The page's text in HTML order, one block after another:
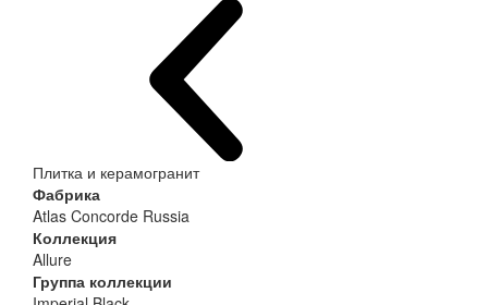
Плитка и керамогранит
Фабрика
Atlas Concorde Russia
Коллекция
Allure
Группа коллекции